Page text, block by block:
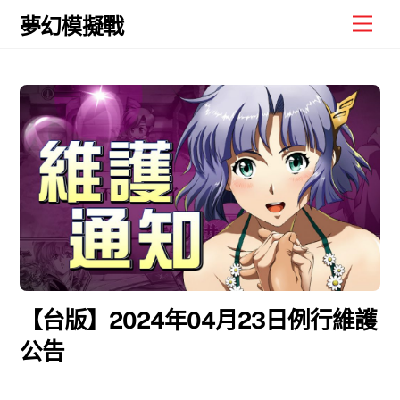
Skip
夢幻模擬戰
【台版】2024年04月23日例行維護
公告